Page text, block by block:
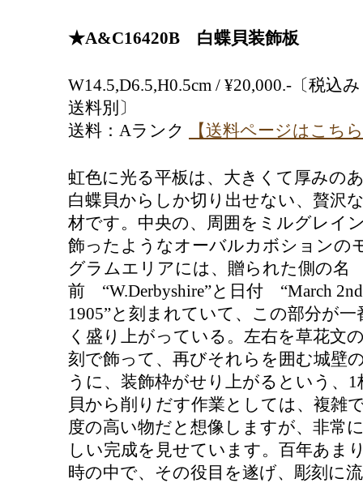
★A&C16420B 白蝶貝装飾板
W14.5,D6.5,H0.5cm / ¥20,000.-〔税込
送料別〕
送料：Aランク
【送料ページはこち
虹色に光る平板は、大きくて厚みの
白蝶貝からしか切り出せない、贅沢
材です。 中央の、周囲をミルグレイ
飾ったようなオーバルカボションの
グラムエリアには、贈られた側の名
前 “W.Derbyshire”と日付 “March 2nd
1905”と刻まれていて、この部分が一
く盛り上がっている。左右を草花文
刻で飾って、再びそれらを囲む城壁
うに、装飾枠がせり上がるという、1
貝から削りだす作業としては、複雑
度の高い物だと想像しますが、非常
しい完成を見せています。百年あま
時の中で、その役目を遂げ、彫刻に